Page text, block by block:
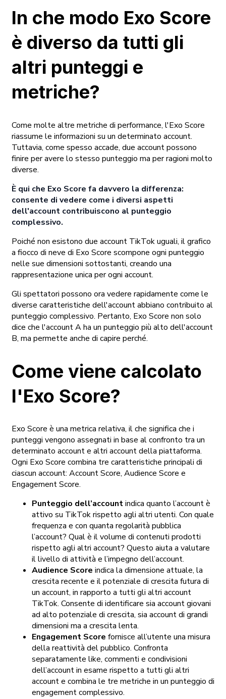
In che modo Exo Score
è diverso da tutti gli
altri punteggi e
metriche?
Come molte altre metriche di performance, l'Exo Score
riassume le informazioni su un determinato account.
Tuttavia, come spesso accade, due account possono
finire per avere lo stesso punteggio ma per ragioni molto
diverse.
È qui che Exo Score fa davvero la differenza:
consente di vedere come i diversi aspetti
dell'account contribuiscono al punteggio
complessivo.
Poiché non esistono due account TikTok uguali, il grafico
a fiocco di neve di Exo Score scompone ogni punteggio
nelle sue dimensioni sottostanti, creando una
rappresentazione unica per ogni account.
Gli spettatori possono ora vedere rapidamente come le
diverse caratteristiche dell'account abbiano contribuito al
punteggio complessivo. Pertanto, Exo Score non solo
dice che l'account A ha un punteggio più alto dell'account
B, ma permette anche di capire perché.
Come viene calcolato
l'Exo Score?
Exo Score è una metrica relativa, il che significa che i
punteggi vengono assegnati in base al confronto tra un
determinato account e altri account della piattaforma.
Ogni Exo Score combina tre caratteristiche principali di
ciascun account: Account Score, Audience Score e
Engagement Score.
Punteggio dell’accountindica quanto l’account è
attivo su TikTok rispetto agli altri utenti. Con quale
frequenza e con quanta regolarità pubblica
l’account? Qual è il volume di contenuti prodotti
rispetto agli altri account? Questo aiuta a valutare
il livello di attività e l’impegno dell’account.
Audience Score indica la dimensione attuale, la
crescita recente e il potenziale di crescita futura di
un account, in rapporto a tutti gli altri account
TikTok. Consente di identificare sia account giovani
ad alto potenziale di crescita, sia account di grandi
dimensioni ma a crescita lenta.
Engagement Score fornisce all’utente una misura
della reattività del pubblico. Confronta
separatamente like, commenti e condivisioni
dell’account in esame rispetto a tutti gli altri
account e combina le tre metriche in un punteggio di
engagement complessivo.